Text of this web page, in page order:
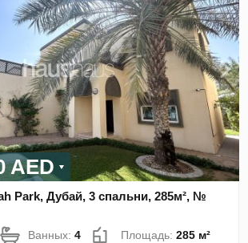
AED
Park, Дубай, 3 спальни, 285м², №
Ванных:4 Площадь:285 м²